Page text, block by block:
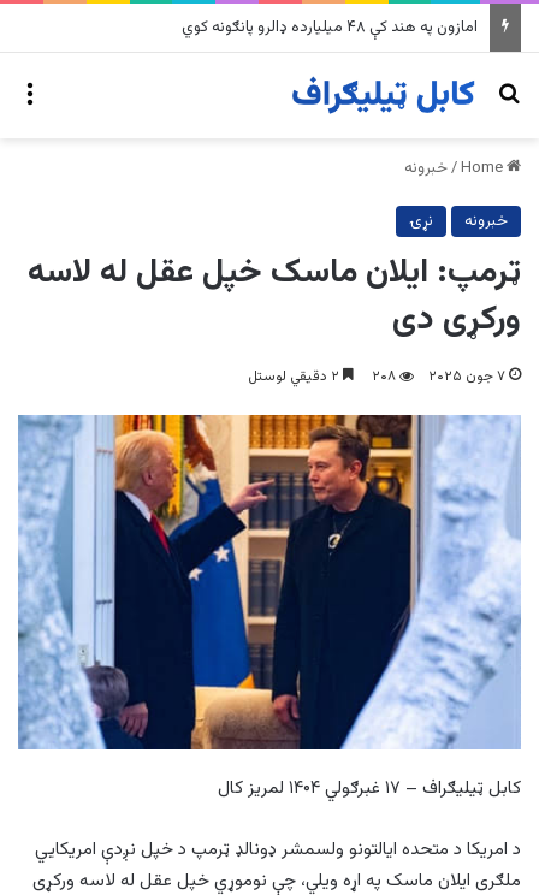
په وینزویلا کې زورورو زلزلو پراخ زیانونه اړولي
Search for
/خبرونه
خبرونه نړۍ
ټرمپ: ایلان ماسک خپل عقل له لاسه
ورکړی دی
۷ جون ۲۰۲۵ ۲۰۸
کابل ټیلیګراف – ۱۷ غبرګولي ۱۴۰۴ لمریز کال
د امریکا د متحده ایالتونو ولسمشر ډونالډ ټرمپ د خپل نږدې امریکایي
ملګری ایلان ماسک په اړه ویلي، چې نوموړي خپل عقل له لاسه ورکړی